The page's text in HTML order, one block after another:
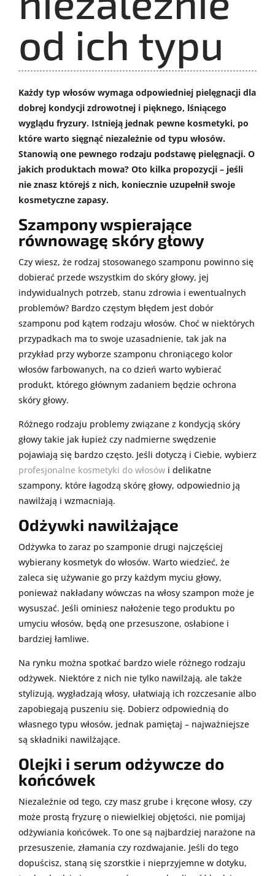
od ich typu
Każdy typ włosów wymaga odpowiedniej pielęgnacji dla
dobrej kondycji zdrowotnej i pięknego, lśniącego
wyglądu fryzury. Istnieją jednak pewne kosmetyki, po
które warto sięgnąć niezależnie od typu włosów.
Stanowią one pewnego rodzaju podstawę pielęgnacji. O
jakich produktach mowa? Oto kilka propozycji – jeśli
nie znasz którejś z nich, koniecznie uzupełnił swoje
kosmetyczne zapasy.
Szampony wspierające
równowagę skóry głowy
Czy wiesz, że rodzaj stosowanego szamponu powinno się
dobierać przede wszystkim do skóry głowy, jej
indywidualnych potrzeb, stanu zdrowia i ewentualnych
problemów? Bardzo częstym błędem jest dobór
szamponu pod kątem rodzaju włosów. Choć w niektórych
przypadkach ma to swoje uzasadnienie, tak jak na
przykład przy wyborze szamponu chroniącego kolor
włosów farbowanych, na co dzień warto wybierać
produkt, którego głównym zadaniem będzie ochrona
skóry głowy.
Różnego rodzaju problemy związane z kondycją skóry
głowy takie jak łupież czy nadmierne swędzenie
pojawiają się bardzo często. Jeśli dotyczą i Ciebie, wybierz
profesjonalne kosmetyki do włosów i delikatne
szampony, które łagodzą skórę głowy, odpowiednio ją
nawilżają i wzmacniają.
Odżywki nawilżające
Odżywka to zaraz po szamponie drugi najczęściej
wybierany kosmetyk do włosów. Warto wiedzieć, że
zaleca się używanie go przy każdym myciu głowy,
ponieważ nakładany wówczas na włosy szampon może je
wysuszać. Jeśli ominiesz nałożenie tego produktu po
umyciu włosów, będą one przesuszone, osłabione i
bardziej łamliwe.
Na rynku można spotkać bardzo wiele różnego rodzaju
odżywek. Niektóre z nich nie tylko nawilżają, ale także
stylizują, wygładzają włosy, ułatwiają ich rozczesanie albo
zapobiegają puszeniu się. Dobierz odpowiednią do
własnego typu włosów, jednak pamiętaj – najważniejsze
są składniki nawilżające.
Olejki i serum odżywcze do
końcówek
Niezależnie od tego, czy masz grube i kręcone włosy, czy
może prostą fryzurę o niewielkiej objętości, nie pomijaj
odżywiania końcówek. To one są najbardziej narażone na
przesuszenie, złamania czy rozdwajanie. Jeśli do tego
dopuścisz, staną się szorstkie i nieprzyjemne w dotyku,